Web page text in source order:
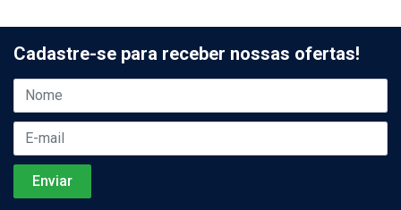
Cadastre-se para receber nossas ofertas!